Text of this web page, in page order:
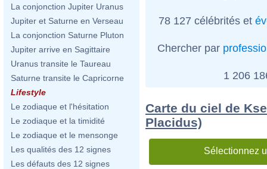
La conjonction Jupiter Uranus
Jupiter et Saturne en Verseau
La conjonction Saturne Pluton
Jupiter arrive en Sagittaire
Uranus transite le Taureau
Saturne transite le Capricorne
Lifestyle
Le zodiaque et l'hésitation
Le zodiaque et la timidité
Le zodiaque et le mensonge
Les qualités des 12 signes
Les défauts des 12 signes
78 127 célébrités et
Chercher par
1 206
Carte du ciel de
Placidus)
Sélectionnez